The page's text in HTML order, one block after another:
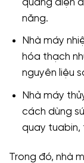
quang điện
năng.
Nhà máy
hóa thạch
nguyên liệu
Nhà máy
cách dùng
quay tuabin,
Trong đó, nhà